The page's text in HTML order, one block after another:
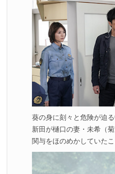
葵の身に刻々と危険が迫
新田が樋口の妻・未希（
関与をほのめかしていたこ